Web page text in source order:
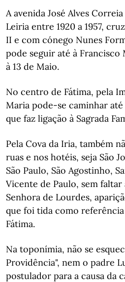
A avenida José Alves
Leiria entre 1920 a 1957,
II e com cónego Nunes
pode seguir até à Francisco
à 13 de Maio.
No centro de Fátima, pela
Maria pode-se caminhar
que faz ligação à Sagrada
Pela Cova da Iria, também
ruas e nos hotéis, seja São
São Paulo, São Agostinho,
Vicente de Paulo, sem faltar
Senhora de Lourdes,
que foi tida como
Fátima.
Na toponímia, não se
Providência", nem o padre
postulador para a causa da